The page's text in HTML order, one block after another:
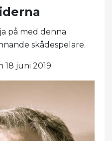
på med denna
skådespelare.
18 juni 2019